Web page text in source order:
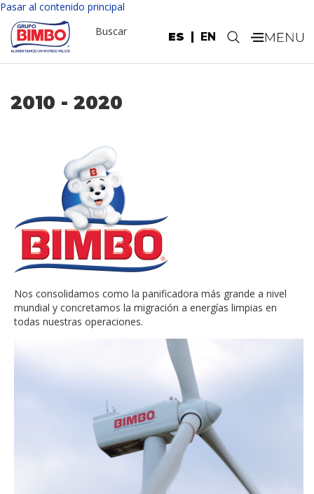
Pasar al contenido principal
ES EN
Buscar .
2010 - 2020
Nos consolidamos como la panificadora más grande a nivel
mundial y concretamos la migración a energías limpias en
todas nuestras operaciones.